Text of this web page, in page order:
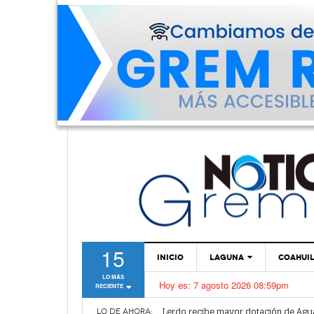
15
LO MÁS
RECIENTE
INICIO LAGUNA
TORREÓN
GÓMEZ PALACIO
Hoy es: 7 agosto 2026 08:59pm
LO DE AHORA:
Vamos a ser parte de esta nueva